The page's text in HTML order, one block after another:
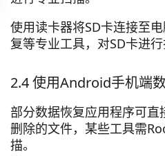
使用读卡器将SD卡连接至
复等专业工具，对SD卡进行
2.4 使用Android手机端
部分数据恢复应用程序可
删除的文件，某些工具需
描。